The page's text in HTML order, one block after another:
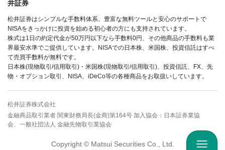
井証券
松井証券はシンプルな手数料体系、豊富な無料ツールと安心のサポートで
NISAをきっかけに投資を始める初心者の方にも支持されています。
株式は1日の約定代金が50万円以下なら手数料0円、その他商品の手数料も業
界最安水準でご提供しています。NISAでの日本株、米国株、投資信託はすべ
て売買手数料が無料です。
日本株(現物取引/信用取引)・米国株(現物取引/信用取引)、投資信託、FX、先
物・オプション取引、NISA、iDeCo等の各種商品をお取扱いしています。
松井証券株式会社
金融商品取引業者 関東財務局長(金商)第164号 加入協会：日本証券業協
会、一般社団法人 金融先物取引業協会
Copyright © Matsui Securities Co., Ltd.